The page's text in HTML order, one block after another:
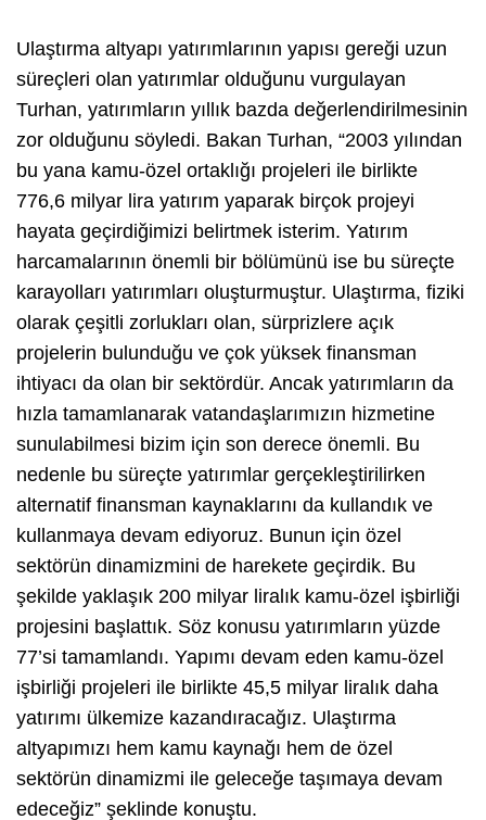
Ulaştırma altyapı yatırımlarının yapısı gereği uzun
süreçleri olan yatırımlar olduğunu vurgulayan
Turhan, yatırımların yıllık bazda değerlendirilmesinin
zor olduğunu söyledi. Bakan Turhan, “2003 yılından
bu yana kamu-özel ortaklığı projeleri ile birlikte
776,6 milyar lira yatırım yaparak birçok projeyi
hayata geçirdiğimizi belirtmek isterim. Yatırım
harcamalarının önemli bir bölümünü ise bu süreçte
karayolları yatırımları oluşturmuştur. Ulaştırma, fiziki
olarak çeşitli zorlukları olan, sürprizlere açık
projelerin bulunduğu ve çok yüksek finansman
ihtiyacı da olan bir sektördür. Ancak yatırımların da
hızla tamamlanarak vatandaşlarımızın hizmetine
sunulabilmesi bizim için son derece önemli. Bu
nedenle bu süreçte yatırımlar gerçekleştirilirken
alternatif finansman kaynaklarını da kullandık ve
kullanmaya devam ediyoruz. Bunun için özel
sektörün dinamizmini de harekete geçirdik. Bu
şekilde yaklaşık 200 milyar liralık kamu-özel işbirliği
projesini başlattık. Söz konusu yatırımların yüzde
77’si tamamlandı. Yapımı devam eden kamu-özel
işbirliği projeleri ile birlikte 45,5 milyar liralık daha
yatırımı ülkemize kazandıracağız. Ulaştırma
altyapımızı hem kamu kaynağı hem de özel
sektörün dinamizmi ile geleceğe taşımaya devam
edeceğiz” şeklinde konuştu.